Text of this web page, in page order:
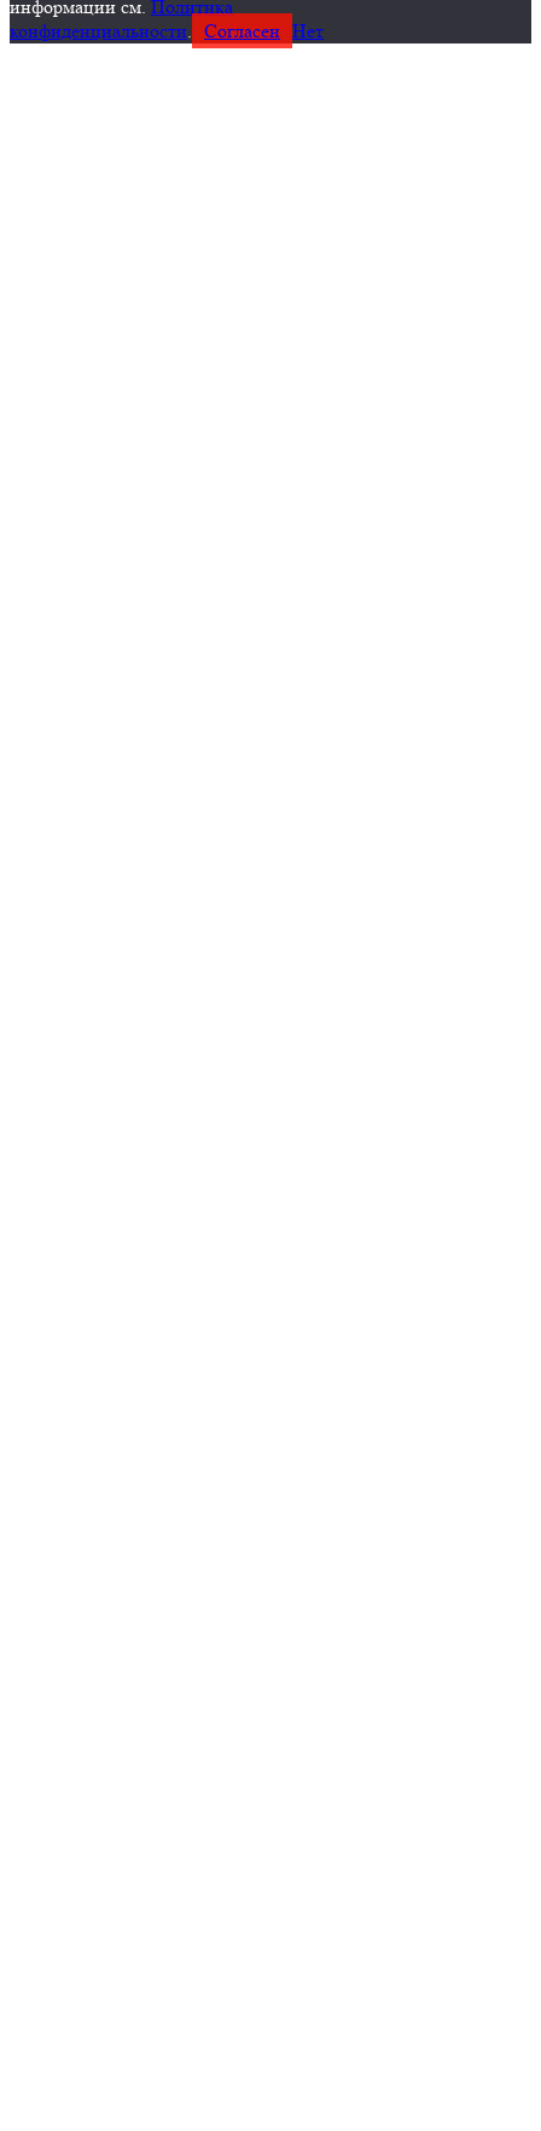
информации см. Политика
конфиденциальности. Согласен Нет